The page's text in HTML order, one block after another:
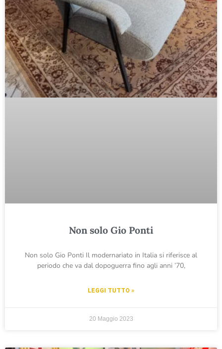
Non solo Gio Ponti
Non solo Gio Ponti Il modernariato in Italia si riferisce al
periodo che va dal dopoguerra fino agli anni ’70,
LEGGI TUTTO »
20 Maggio 2023